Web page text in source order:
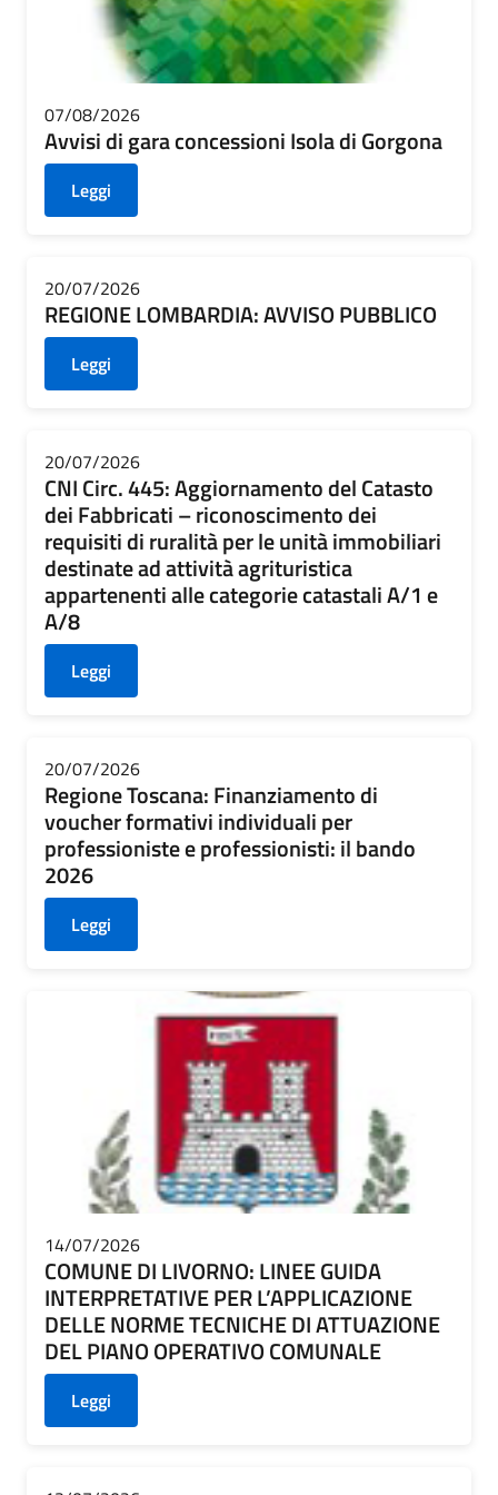
07/08/2026
Avvisi di gara concessioni Isola di Gorgona
Leggi
20/07/2026
REGIONE LOMBARDIA: AVVISO PUBBLICO
Leggi
20/07/2026
CNI Circ. 445: Aggiornamento del Catasto
dei Fabbricati – riconoscimento dei
requisiti di ruralità per le unità immobiliari
destinate ad attività agrituristica
appartenenti alle categorie catastali A/1 e
A/8
Leggi
20/07/2026
Regione Toscana: Finanziamento di
voucher formativi individuali per
professioniste e professionisti: il bando
2026
Leggi
14/07/2026
COMUNE DI LIVORNO: LINEE GUIDA
INTERPRETATIVE PER L’APPLICAZIONE
DELLE NORME TECNICHE DI ATTUAZIONE
DEL PIANO OPERATIVO COMUNALE
Leggi